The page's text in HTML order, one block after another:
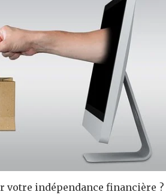
votre indépendance financière ?